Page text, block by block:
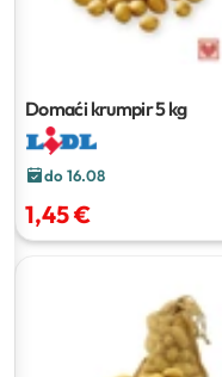
Domaći krumpir5 kg
do 16.08
1,45 €